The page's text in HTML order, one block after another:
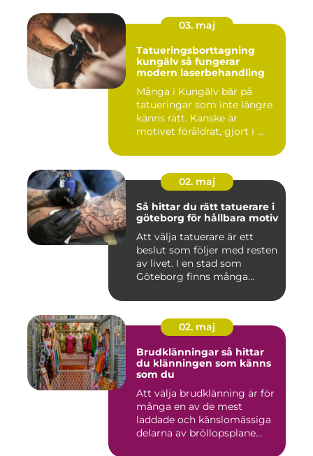
03. maj
Tatueringsborttagning
kungälv så fungerar
modern laserbehandling
Många i Kungälv bär på
tatueringar som inte längre
känns rätt. Kanske är
motivet föråldrat, gjort i ...
02. maj
Så hittar du rätt tatuerare i
göteborg för hållbara motiv
Att välja tatuerare är ett
beslut som följer med resten
av livet. I en stad som
Göteborg finns många...
02. maj
Brudklänningar så hittar
du klänningen som känns
som du
Att välja brudklänning är för
många en av de mest
laddade och känslomässiga
delarna av bröllopsplane...